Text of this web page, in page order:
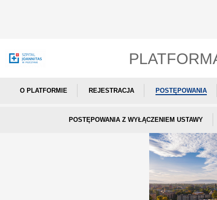
O PLATFORMIE REJESTRACJA POSTĘPOWANIA
POSTĘPOWANIA Z WYŁĄCZENIEM USTAWY